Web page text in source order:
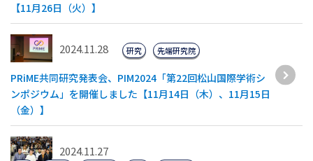
【11月26日（火）】
2024.11.28
PRiME共同研究発表会、PIM2024「第22回松山国際学術シ
ンポジウム」を開催しました【11月14日（木）、11月15日
（金）】
研究 先端研究院
2024.11.27